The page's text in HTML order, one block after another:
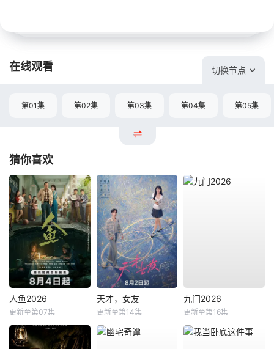
在线观看 切换节点
第01集 第02集 第03集 第04集 第05集
猜你喜欢
人鱼2026
更新至第07集
天才，女友
更新至第14集
九门2026
更新至第16集